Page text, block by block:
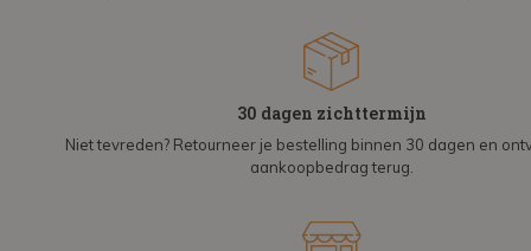
30 dagen zichttermijn
Niet tevreden? Retourneer je bestelling binnen 30 dagen en
aankoopbedrag terug.